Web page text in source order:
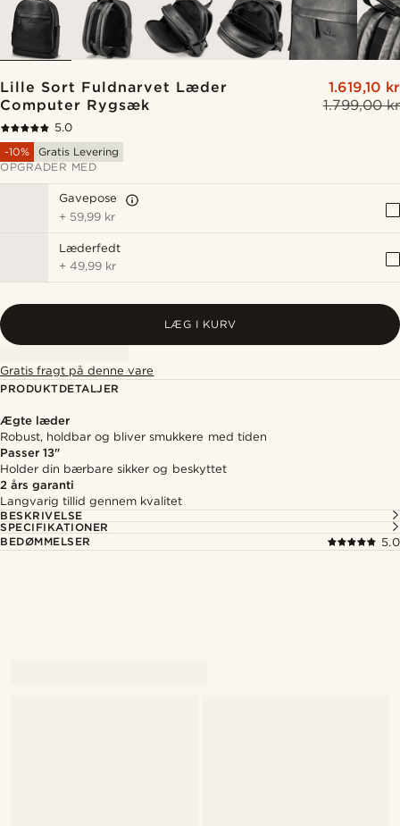
Lille Sort Fuldnarvet Læder
Computer Rygsæk
1.799,00 kr
1.619,10 kr
5.0
-10%
Gratis Levering
OPGRADER MED
Gavepose
+ 59,99 kr
Læderfedt
+49,99 kr
LÆG I KURV
Gratis fragt på denne vare
PRODUKTDETALJER
Ægte læder
Robust, holdbar og bliver smukkere med tiden
Passer 13"
Holder din bærbare sikker og beskyttet
2 års garanti
Langvarig tillid gennem kvalitet
BESKRIVELSE
SPECIFIKATIONER
BEDØMMELSER
5.0